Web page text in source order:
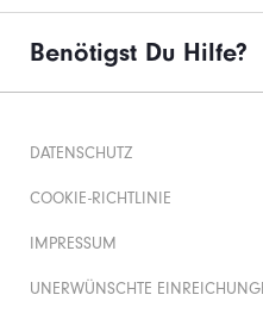
Benötigst Du Hilfe?
DATENSCHUTZ
COOKIE-RICHTLINIE
IMPRESSUM
UNERWÜNSCHTE